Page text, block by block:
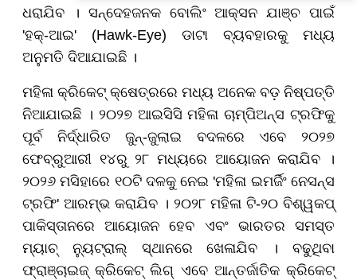
ଧରାଯିବ । ସନ୍ଦେହଜନକ ବୋଲିଂ ଆକ୍ସନ ଯାଞ୍ଚ ପାଇଁ
'ହକ୍-ଆଇ' (Hawk-Eye) ଡାଟା ବ୍ୟବହାରକୁ ମଧ୍ୟ
ଅନୁମତି ଦିଆଯାଇଛି ।
ମହିଳା କ୍ରିକେଟ୍ କ୍ଷେତ୍ରରେ ମଧ୍ୟ ଅନେକ ବଡ଼ ନିଷ୍ପତ୍ତି
ନିଆଯାଇଛି । ୨୦୨୭ ଆଇସିସି ମହିଳା ଚାମ୍ପିଅନ୍ସ ଟ୍ରଫିକୁ
ପୂର୍ବ ନିର୍ଦ୍ଧାରିତ ଜୁନ୍-ଜୁଲାଇ ବଦଳରେ ଏବେ ୨୦୨୭
ଫେବ୍ରୁଆରୀ ୧୪ରୁ ୨୮ ମଧ୍ୟରେ ଆୟୋଜନ କରାଯିବ ।
୨୦୨୬ ମସିହାରେ ୧୦ଟି ଦଳକୁ ନେଇ 'ମହିଳା ଇମର୍ଜିଂ ନେସନ୍ସ
ଟ୍ରଫି' ଆରମ୍ଭ କରାଯିବ । ୨୦୨୮ ମହିଳା ଟି-୨୦ ବିଶ୍ୱକପ୍
ପାକିସ୍ତାନରେ ଆୟୋଜନ ହେବ ଏବଂ ଭାରତର ସମସ୍ତ
ମ୍ୟାଚ୍ ନ୍ୟୁଟ୍ରାଲ୍ ସ୍ଥାନରେ ଖେଳାଯିବ । ବଢୁଥିବା
ଫ୍ରାଞ୍ଚାଇଜ୍ କ୍ରିକେଟ୍ ଲିଗ୍ ଏବେ ଆନ୍ତର୍ଜାତିକ କ୍ରିକେଟ୍